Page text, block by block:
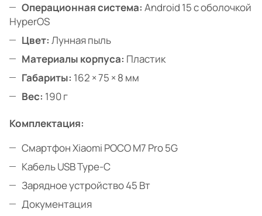
Операционная система: Android 15 с оболочкой
HyperOS
Цвет: Лунная пыль
Материалы корпуса: Пластик
Габариты: 162 × 75 × 8 мм
Вес: 190 г
Комплектация:
Смартфон Xiaomi POCO M7 Pro 5G
Кабель USB Type-C
Зарядное устройство 45 Вт
Документация